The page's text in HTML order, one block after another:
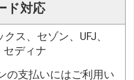
ド対応
ス、セゾン、UFJ、
セディナ
の支払いにはご利用い